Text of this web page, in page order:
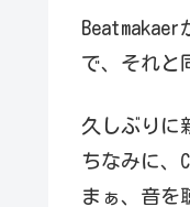
Beatmakaer
で、それと
久しぶりに
ちなみに、
まぁ、音を